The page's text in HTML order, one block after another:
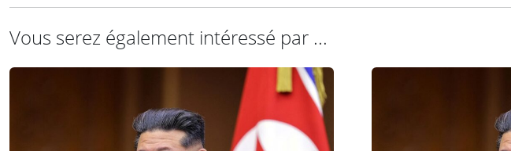
Vous serez également intéressé par ...